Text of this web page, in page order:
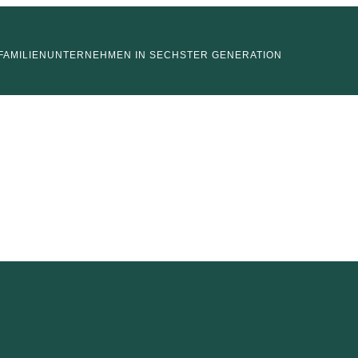
FAMILIENUNTERNEHMEN IN SECHSTER GENERATION